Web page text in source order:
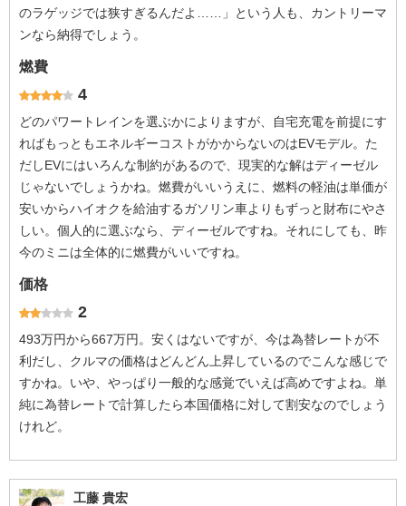
のラゲッジでは狭すぎるんだよ……」という人も、カントリーマ
ンなら納得でしょう。
燃費
4
どのパワートレインを選ぶかによりますが、自宅充電を前提にす
ればもっともエネルギーコストがかからないのはEVモデル。た
だしEVにはいろんな制約があるので、現実的な解はディーゼル
じゃないでしょうかね。燃費がいいうえに、燃料の軽油は単価が
安いからハイオクを給油するガソリン車よりもずっと財布にやさ
しい。個人的に選ぶなら、ディーゼルですね。それにしても、昨
今のミニは全体的に燃費がいいですね。
価格
2
493万円から667万円。安くはないですが、今は為替レートが不
利だし、クルマの価格はどんどん上昇しているのでこんな感じで
すかね。いや、やっぱり一般的な感覚でいえば高めですよね。単
純に為替レートで計算したら本国価格に対して割安なのでしょう
けれど。
工藤 貴宏